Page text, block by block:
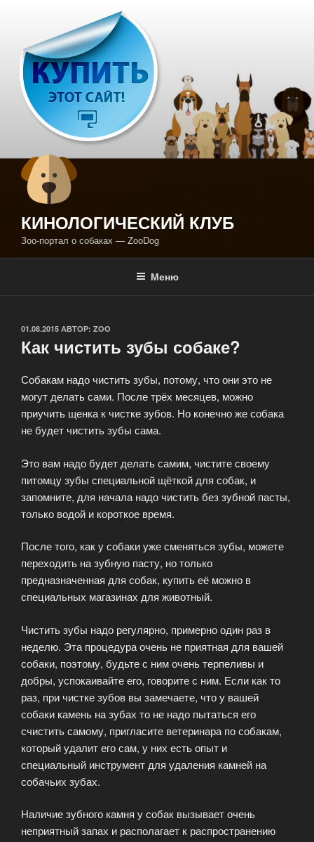
содержимому
КИНОЛОГИЧЕСКИЙ КЛУБ
Зоо-портал о собаках — ZooDog
Меню
ОПУБЛИКОВАНО
01.08.2015 АВТОР: ZOO
Как чистить зубы собаке?
Собакам надо чистить зубы, потому, что они это не
могут делать сами. После трёх месяцев, можно
приучить щенка к чистке зубов. Но конечно же собака
не будет чистить зубы сама.
Это вам надо будет делать самим, чистите своему
питомцу зубы специальной щёткой для собак, и
запомните, для начала надо чистить без зубной пасты,
только водой и короткое время.
После того, как у собаки уже сменяться зубы, можете
переходить на зубную пасту, но только
предназначенная для собак, купить её можно в
специальных магазинах для животный.
Чистить зубы надо регулярно, примерно один раз в
неделю. Эта процедура очень не приятная для вашей
собаки, поэтому, будьте с ним очень терпеливы и
добры, успокаивайте его, говорите с ним. Если как то
раз, при чистке зубов вы замечаете, что у вашей
собаки камень на зубах то не надо пытаться его
счистить самому, пригласите ветеринара по собакам,
который удалит его сам, у них есть опыт и
специальный инструмент для удаления камней на
собачьих зубах.
Наличие зубного камня у собак вызывает очень
неприятный запах и располагает к распространению